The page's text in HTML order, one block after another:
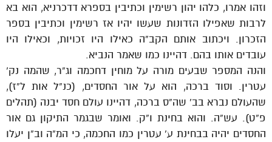
וזהו אמרו, כלהו יהון רשימין וכתיבין בספרא דדכרניא, הוא בא
לרבות שאפילו הזדונות שעשו יהיו אז רשימין וכתיבין בספר
הזכרון. ויכתוב אותם הקב”ה כאילו היו זכויות, וכאילו היו
עובדים אותו בהם. דהיינו כמו שאמר הנביא.
והנה המספר שבעים מורה על מוחין דחכמה וג”ר, שהמה נק’
עטרין. וסוד ברכה, הוא על אור החסדים, (כנ”ל אות ל”ז),
שהעולם נברא בב’ שה”ס ברכה, דהיינו עולם חסד יבנה (תהלים
פ”ט). עש”ה. והוא בחינת ו”ק. ואומר שבגמר התיקון גם אור
החסדים יהיה בבחינת ע’ עטרין כמו החכמה, כי המ”ה וב”ן יעלו